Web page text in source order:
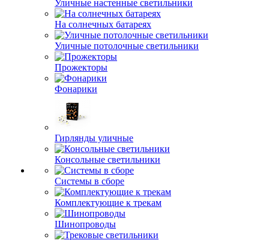
Уличные настенные светильники
На солнечных батареях
Уличные потолочные светильники
Прожекторы
Фонарики
Гирлянды уличные
Консольные светильники
Системы в сборе
Комплектующие к трекам
Шинопроводы